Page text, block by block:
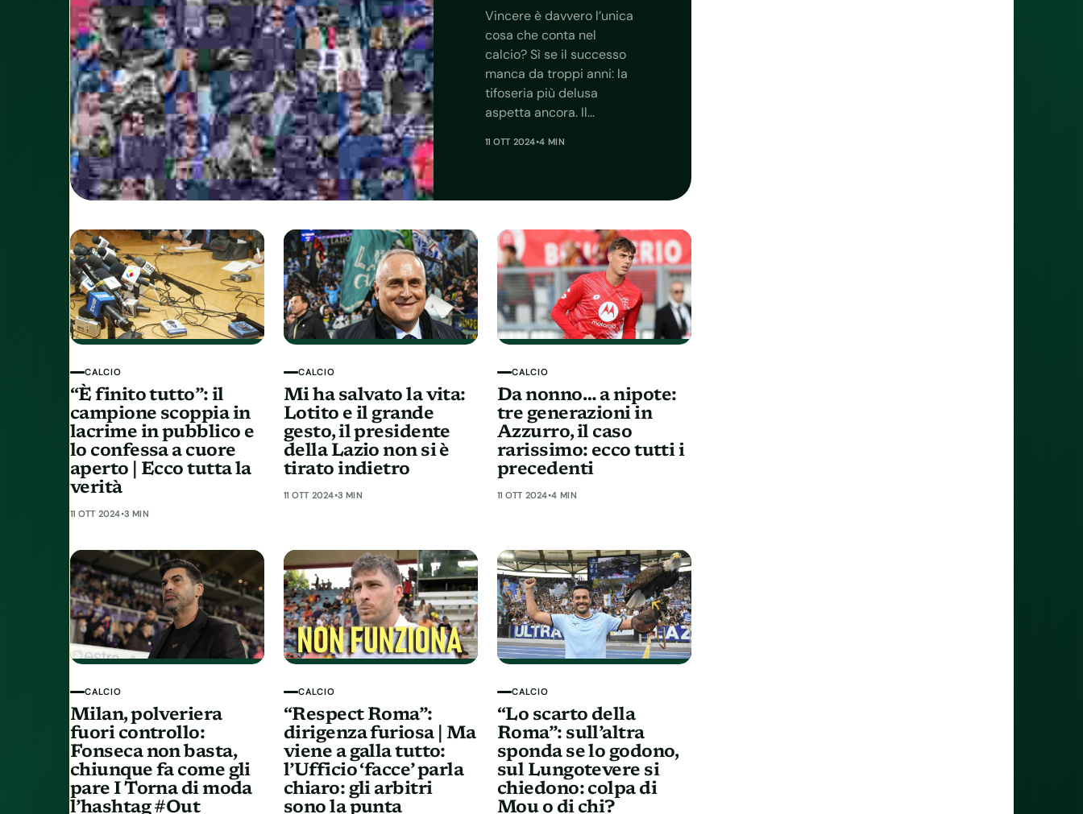
Vincere è davvero l’unica
cosa che conta nel
calcio? Sì se il successo
manca da troppi anni: la
tifoseria più delusa
aspetta ancora. Il…
11 OTT 2024•4 MIN
CALCIO
“È finito tutto”: il
campione scoppia in
lacrime in pubblico e
lo confessa a cuore
aperto | Ecco tutta la
verità
11 OTT 2024•3 MIN
CALCIO
Mi ha salvato la vita:
Lotito e il grande
gesto, il presidente
della Lazio non si è
tirato indietro
11 OTT 2024•3 MIN
CALCIO
Da nonno… a nipote:
tre generazioni in
Azzurro, il caso
rarissimo: ecco tutti i
precedenti
11 OTT 2024•4 MIN
CALCIO
Milan, polveriera
fuori controllo:
Fonseca non basta,
chiunque fa come gli
pare I Torna di moda
l’hashtag #Out
CALCIO
“Respect Roma”:
dirigenza furiosa | Ma
viene a galla tutto:
l’Ufficio ‘facce’ parla
chiaro: gli arbitri
sono la punta
CALCIO
“Lo scarto della
Roma”: sull’altra
sponda se lo godono,
sul Lungotevere si
chiedono: colpa di
Mou o di chi?